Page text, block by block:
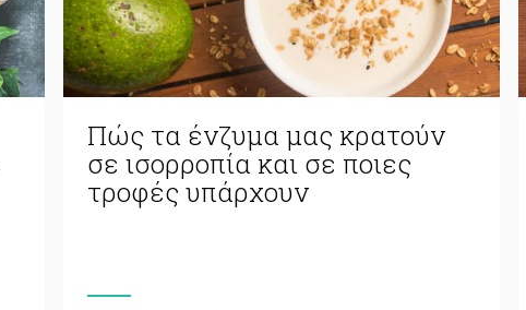
Πώς τα ένζυμα μας κρατούν
σε ισορροπία και σε ποιες
τροφές υπάρχουν